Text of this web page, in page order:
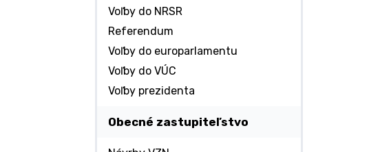
Voľby do NRSR
Referendum
Voľby do europarlamentu
Voľby do VÚC
Voľby prezidenta
Obecné zastupiteľstvo